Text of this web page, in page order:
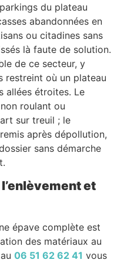
du plateau
abandonnées en
ou citadines sans
là faute de solution.
de ce secteur, y
restreint où un plateau
allées étroites. Le
roulant ou
sur treuil ; le
après dépollution,
sans démarche
et
épave complète est
des matériaux au
06 51 62 62 41 vous